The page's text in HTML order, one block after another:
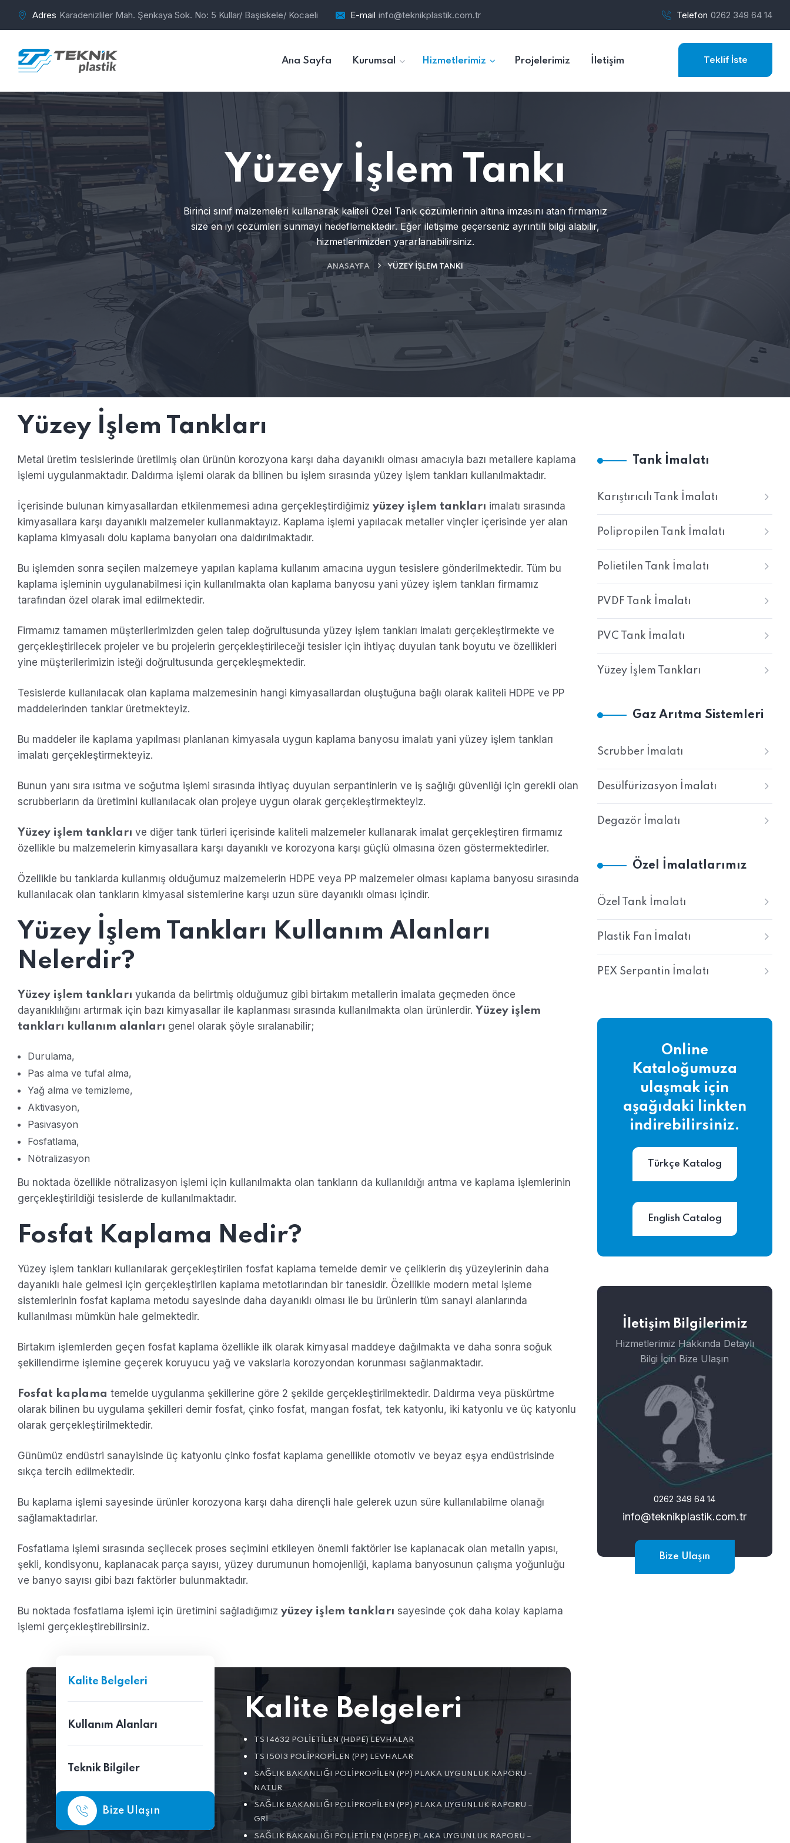
Adres Karadenizliler Mah. Şenkaya Sok. No: 5 Kullar/ Başiskele/ Kocaeli E-mail info@teknikplastik.com.tr Telefon 0262 349 64 14
Ana Sayfa Kurumsal Hizmetlerimiz Projelerimiz İletişim Teklif İste
Yüzey İşlem Tankı
Birinci sınıf malzemeleri kullanarak kaliteli Özel Tank çözümlerinin altına imzasını atan firmamız
size en iyi çözümleri sunmayı hedeflemektedir. Eğer iletişime geçerseniz ayrıntılı bilgi alabilir,
hizmetlerimizden yararlanabilirsiniz.
ANASAYFA YÜZEY İŞLEM TANKI
Yüzey İşlem Tankları
Metal üretim tesislerinde üretilmiş olan ürünün korozyona karşı daha dayanıklı olması amacıyla bazı metallere kaplama
işlemi uygulanmaktadır. Daldırma işlemi olarak da bilinen bu işlem sırasında yüzey işlem tankları kullanılmaktadır.
İçerisinde bulunan kimyasallardan etkilenmemesi adına gerçekleştirdiğimiz yüzey işlem tankları imalatı sırasında
kimyasallara karşı dayanıklı malzemeler kullanmaktayız. Kaplama işlemi yapılacak metaller vinçler içerisinde yer alan
kaplama kimyasalı dolu kaplama banyoları ona daldırılmaktadır.
Bu işlemden sonra seçilen malzemeye yapılan kaplama kullanım amacına uygun tesislere gönderilmektedir. Tüm bu
kaplama işleminin uygulanabilmesi için kullanılmakta olan kaplama banyosu yani yüzey işlem tankları firmamız
tarafından özel olarak imal edilmektedir.
Firmamız tamamen müşterilerimizden gelen talep doğrultusunda yüzey işlem tankları imalatı gerçekleştirmekte ve
gerçekleştirilecek projeler ve bu projelerin gerçekleştirileceği tesisler için ihtiyaç duyulan tank boyutu ve özellikleri
yine müşterilerimizin isteği doğrultusunda gerçekleşmektedir.
Tesislerde kullanılacak olan kaplama malzemesinin hangi kimyasallardan oluştuğuna bağlı olarak kaliteli HDPE ve PP
maddelerinden tanklar üretmekteyiz.
Bu maddeler ile kaplama yapılması planlanan kimyasala uygun kaplama banyosu imalatı yani yüzey işlem tankları
imalatı gerçekleştirmekteyiz.
Bunun yanı sıra ısıtma ve soğutma işlemi sırasında ihtiyaç duyulan serpantinlerin ve iş sağlığı güvenliği için gerekli olan
scrubberların da üretimini kullanılacak olan projeye uygun olarak gerçekleştirmekteyiz.
Yüzey işlem tankları ve diğer tank türleri içerisinde kaliteli malzemeler kullanarak imalat gerçekleştiren firmamız
özellikle bu malzemelerin kimyasallara karşı dayanıklı ve korozyona karşı güçlü olmasına özen göstermektedirler.
Özellikle bu tanklarda kullanmış olduğumuz malzemelerin HDPE veya PP malzemeler olması kaplama banyosu sırasında
kullanılacak olan tankların kimyasal sistemlerine karşı uzun süre dayanıklı olması içindir.
Yüzey İşlem Tankları Kullanım Alanları
Nelerdir?
Yüzey işlem tankları yukarıda da belirtmiş olduğumuz gibi birtakım metallerin imalata geçmeden önce
dayanıklılığını artırmak için bazı kimyasallar ile kaplanması sırasında kullanılmakta olan ürünlerdir. Yüzey işlem
tankları kullanım alanları genel olarak şöyle sıralanabilir;
Durulama,
Pas alma ve tufal alma,
Yağ alma ve temizleme,
Aktivasyon,
Pasivasyon
Fosfatlama,
Nötralizasyon
Bu noktada özellikle nötralizasyon işlemi için kullanılmakta olan tankların da kullanıldığı arıtma ve kaplama işlemlerinin
gerçekleştirildiği tesislerde de kullanılmaktadır.
Fosfat Kaplama Nedir?
Yüzey işlem tankları kullanılarak gerçekleştirilen fosfat kaplama temelde demir ve çeliklerin dış yüzeylerinin daha
dayanıklı hale gelmesi için gerçekleştirilen kaplama metotlarından bir tanesidir. Özellikle modern metal işleme
sistemlerinin fosfat kaplama metodu sayesinde daha dayanıklı olması ile bu ürünlerin tüm sanayi alanlarında
kullanılması mümkün hale gelmektedir.
Birtakım işlemlerden geçen fosfat kaplama özellikle ilk olarak kimyasal maddeye dağılmakta ve daha sonra soğuk
şekillendirme işlemine geçerek koruyucu yağ ve vakslarla korozyondan korunması sağlanmaktadır.
Fosfat kaplama temelde uygulanma şekillerine göre 2 şekilde gerçekleştirilmektedir. Daldırma veya püskürtme
olarak bilinen bu uygulama şekilleri demir fosfat, çinko fosfat, mangan fosfat, tek katyonlu, iki katyonlu ve üç katyonlu
olarak gerçekleştirilmektedir.
Günümüz endüstri sanayisinde üç katyonlu çinko fosfat kaplama genellikle otomotiv ve beyaz eşya endüstrisinde
sıkça tercih edilmektedir.
Bu kaplama işlemi sayesinde ürünler korozyona karşı daha dirençli hale gelerek uzun süre kullanılabilme olanağı
sağlamaktadırlar.
Fosfatlama işlemi sırasında seçilecek proses seçimini etkileyen önemli faktörler ise kaplanacak olan metalin yapısı,
şekli, kondisyonu, kaplanacak parça sayısı, yüzey durumunun homojenliği, kaplama banyosunun çalışma yoğunluğu
ve banyo sayısı gibi bazı faktörler bulunmaktadır.
Bu noktada fosfatlama işlemi için üretimini sağladığımız yüzey işlem tankları sayesinde çok daha kolay kaplama
işlemi gerçekleştirebilirsiniz.
Kalite Belgeleri
Kullanım Alanları
Teknik Bilgiler
Bize Ulaşın
Kalite Belgeleri
TS 14632 POLIETILEN (HDPE) LEVHALAR
TS 15013 POLIPROPILEN (PP) LEVHALAR
SAĞLIK BAKANLIĞI POLIPROPILEN (PP) PLAKA UYGUNLUK RAPORU –
NATUR
SAĞLIK BAKANLIĞI POLIPROPILEN (PP) PLAKA UYGUNLUK RAPORU –
GRI
SAĞLIK BAKANLIĞI POLIETILEN (HDPE) PLAKA UYGUNLUK RAPORU –
Tank İmalatı
Karıştırıcılı Tank İmalatı
Polipropilen Tank İmalatı
Polietilen Tank İmalatı
PVDF Tank İmalatı
PVC Tank İmalatı
Yüzey İşlem Tankları
Gaz Arıtma Sistemleri
Scrubber İmalatı
Desülfürizasyon İmalatı
Degazör İmalatı
Özel İmalatlarımız
Özel Tank İmalatı
Plastik Fan İmalatı
PEX Serpantin İmalatı
Online
Kataloğumuza
ulaşmak için
aşağıdaki linkten
indirebilirsiniz.
Türkçe Katalog
English Catalog
İletişim Bilgilerimiz
Hizmetlerimiz Hakkında Detaylı
Bilgi İçin Bize Ulaşın
0262 349 64 14
info@teknikplastik.com.tr
Bize Ulaşın